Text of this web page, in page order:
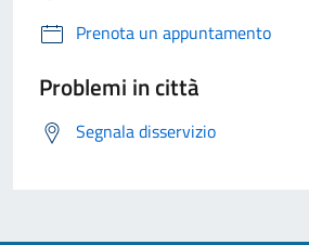
Prenota un appuntamento
Problemi in città
Segnala disservizio